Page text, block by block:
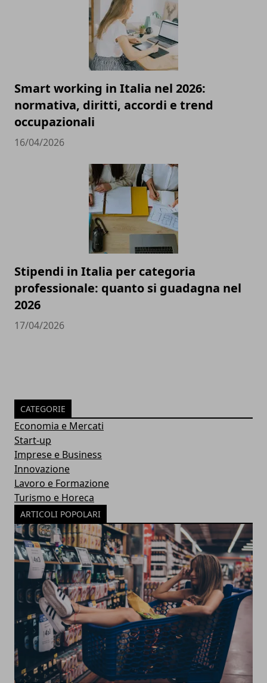
Smart working in Italia nel 2026:
normativa, diritti, accordi e trend
occupazionali
16/04/2026
Stipendi in Italia per categoria
professionale: quanto si guadagna nel
2026
17/04/2026
CATEGORIE
Economia e Mercati
Start-up
Imprese e Business
Innovazione
Lavoro e Formazione
Turismo e Horeca
ARTICOLI POPOLARI